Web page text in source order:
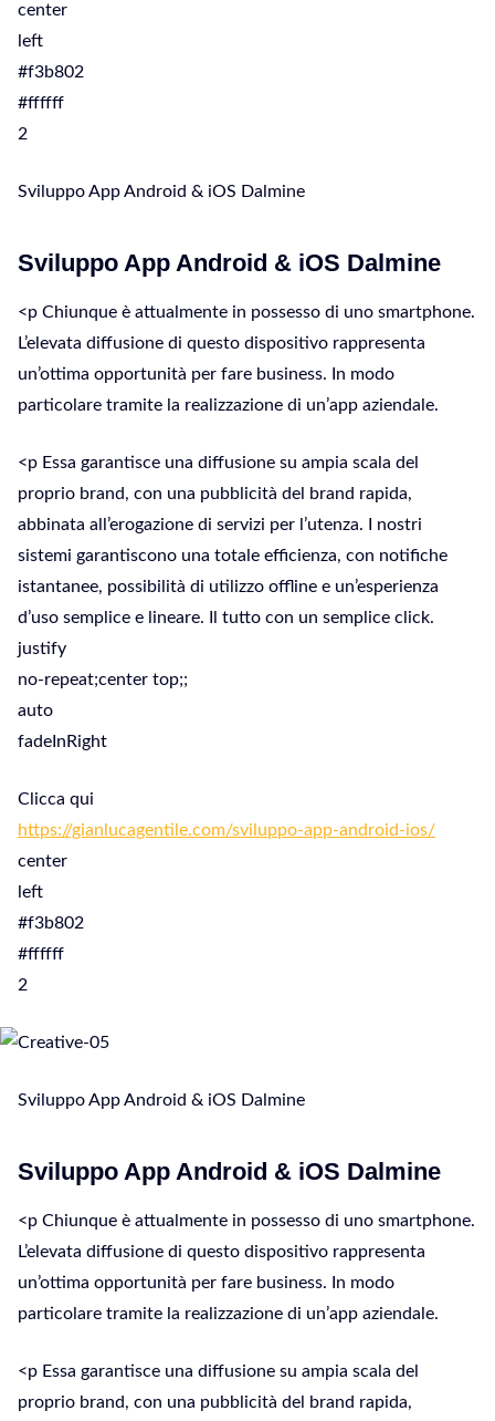
center
left
#f3b802
#ffffff
2
Sviluppo App Android & iOS Dalmine
Sviluppo App Android & iOS Dalmine
<p Chiunque è attualmente in possesso di uno smartphone.
L’elevata diffusione di questo dispositivo rappresenta
un’ottima opportunità per fare business. In modo
particolare tramite la realizzazione di un’app aziendale.
<p Essa garantisce una diffusione su ampia scala del
proprio brand, con una pubblicità del brand rapida,
abbinata all’erogazione di servizi per l’utenza. I nostri
sistemi garantiscono una totale efficienza, con notifiche
istantanee, possibilità di utilizzo offline e un’esperienza
d’uso semplice e lineare. Il tutto con un semplice click.
justify
no-repeat;center top;;
auto
fadeInRight
Clicca qui
https://gianlucagentile.com/sviluppo-app-android-ios/
center
left
#f3b802
#ffffff
2
Sviluppo App Android & iOS Dalmine
Sviluppo App Android & iOS Dalmine
<p Chiunque è attualmente in possesso di uno smartphone.
L’elevata diffusione di questo dispositivo rappresenta
un’ottima opportunità per fare business. In modo
particolare tramite la realizzazione di un’app aziendale.
<p Essa garantisce una diffusione su ampia scala del
proprio brand, con una pubblicità del brand rapida,